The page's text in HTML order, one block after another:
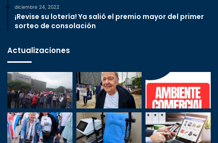
diciembre 24, 2022
¡Revise su lotería! Ya salió el premio mayor del primer
sorteo de consolación
Actualizaciones